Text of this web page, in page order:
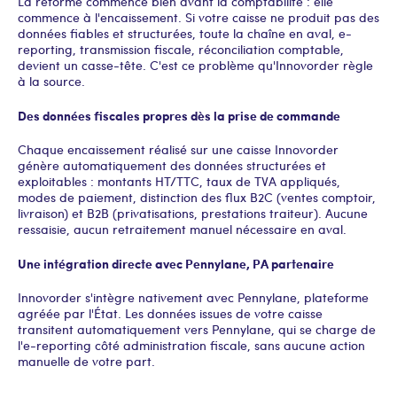
commence à l'encaissement. Si votre caisse ne produit pas des
données fiables et structurées, toute la chaîne en aval, e-
reporting, transmission fiscale, réconciliation comptable,
devient un casse-tête. C'est ce problème qu'Innovorder règle
à la source.
Des données fiscales propres dès la prise de commande
Chaque encaissement réalisé sur une caisse Innovorder
génère automatiquement des données structurées et
exploitables : montants HT/TTC, taux de TVA appliqués,
modes de paiement, distinction des flux B2C (ventes comptoir,
livraison) et B2B (privatisations, prestations traiteur). Aucune
ressaisie, aucun retraitement manuel nécessaire en aval.
Une intégration directe avec Pennylane, PA partenaire
Innovorder s'intègre nativement avec Pennylane, plateforme
agréée par l'État. Les données issues de votre caisse
transitent automatiquement vers Pennylane, qui se charge de
l'e-reporting côté administration fiscale, sans aucune action
manuelle de votre part.